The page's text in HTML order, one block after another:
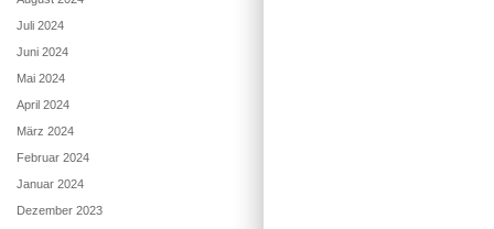
Juli 2024
Juni 2024
Mai 2024
April 2024
März 2024
Februar 2024
Januar 2024
Dezember 2023